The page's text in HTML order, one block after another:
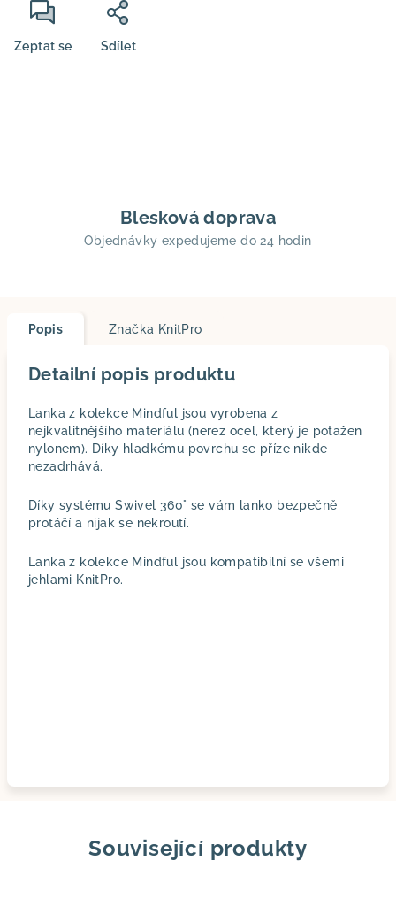
Zeptat se Sdílet
Blesková doprava
Objednávky expedujeme do 24 hodin
Popis Značka KnitPro
Detailní popis produktu
Lanka z kolekce Mindful jsou vyrobena z
nejkvalitnějšího materiálu (nerez ocel, který je potažen
nylonem). Díky hladkému povrchu se příze nikde
nezadrhává.
Díky systému Swivel 360° se vám lanko bezpečně
protáčí a nijak se nekroutí.
Lanka z kolekce Mindful jsou kompatibilní se všemi
jehlami KnitPro.
Související produkty